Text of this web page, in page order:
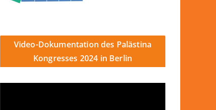
Video-Dokumentation des Palästina
Kongresses 2024 in Berlin